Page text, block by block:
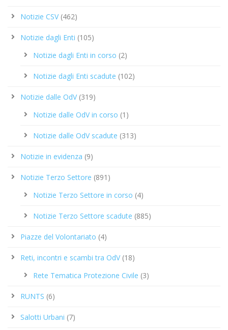
Notizie CSV(462)
Notizie dagli Enti (105)
Notizie dagli Enti in corso (2)
Notizie dagli Enti scadute (102)
Notizie dalle OdV(319)
Notizie dalle OdV in corso (1)
Notizie dalle OdV scadute (313)
Notizie in evidenza (9)
Notizie Terzo Settore (891)
Notizie Terzo Settore in corso (4)
Notizie Terzo Settore scadute (885)
Piazze del Volontariato (4)
Reti, incontri e scambi tra OdV(18)
Rete Tematica Protezione Civile (3)
RUNTS (6)
Salotti Urbani (7)